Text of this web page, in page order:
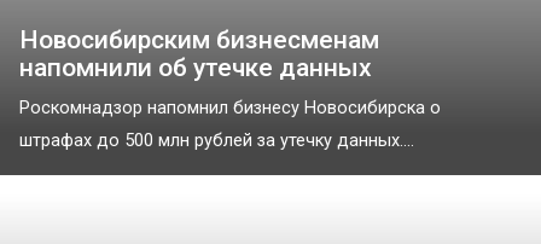
Новосибирским бизнесменам
напомнили об утечке данных
Роскомнадзор напомнил бизнесу Новосибирска о
штрафах до 500 млн рублей за утечку данных....